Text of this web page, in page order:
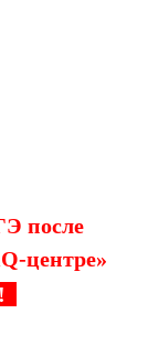
после
центре»